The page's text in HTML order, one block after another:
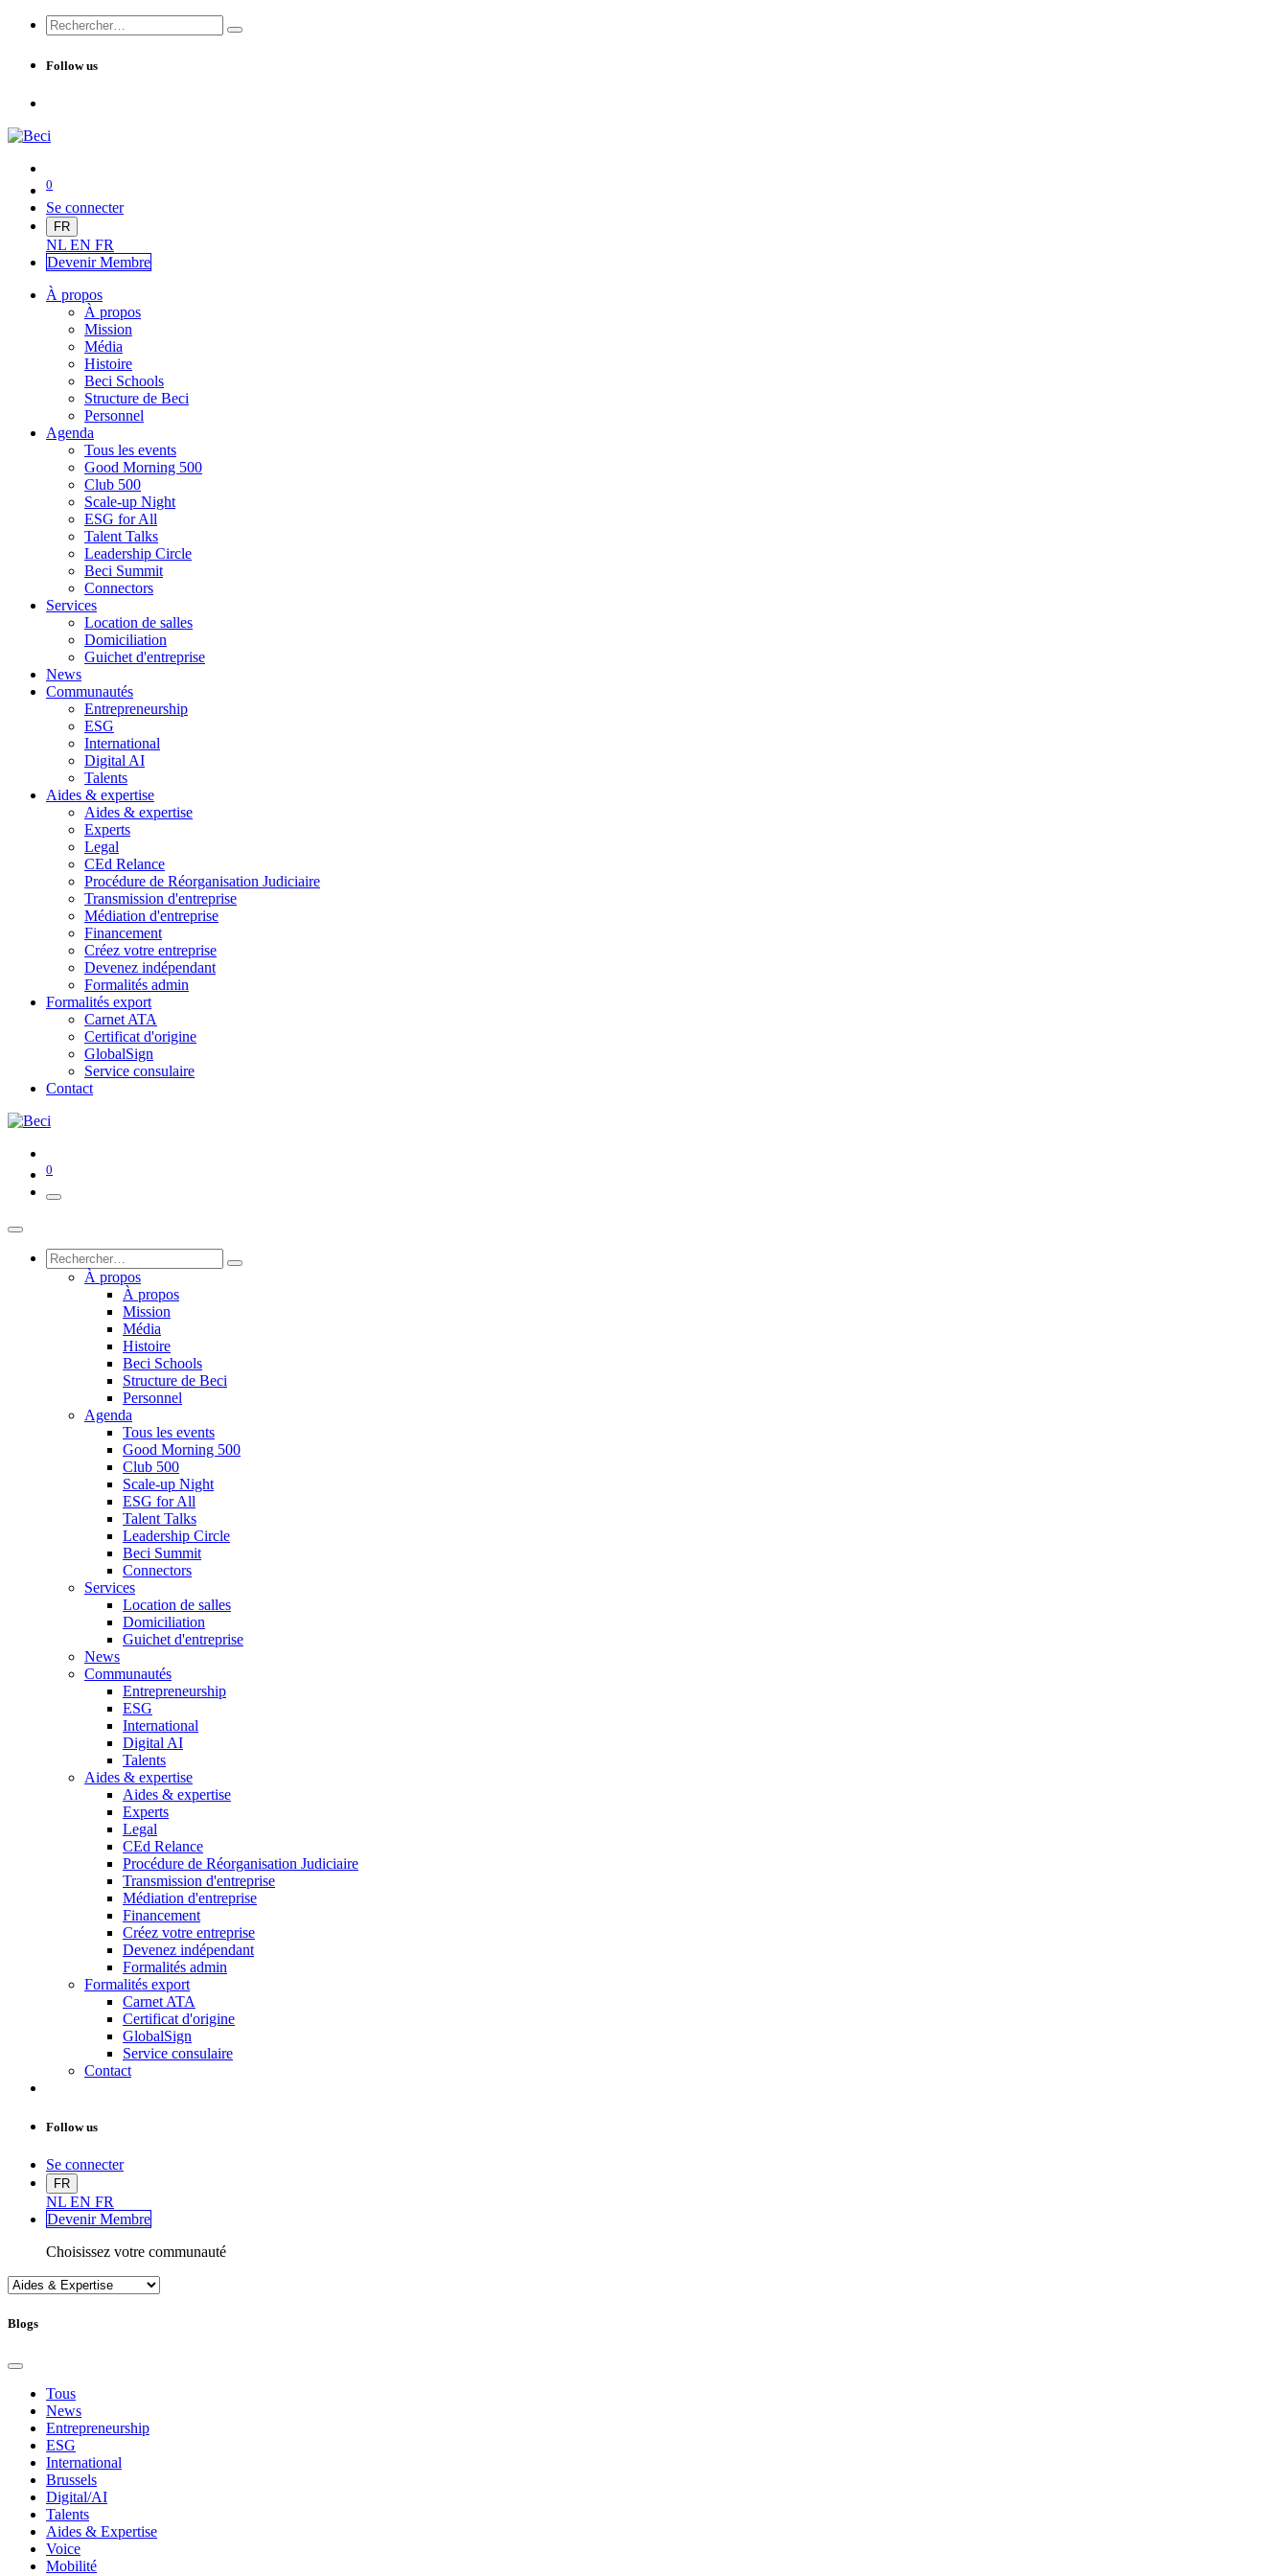
Follow us
0
Se connecter
FR
NL EN FR
Devenir Membre
À propos
À propos
Mission
Média
Histoire
Beci Schools
Structure de Beci
Personnel
Agenda
Tous les events
Good Morning 500
Club 500
Scale-up Night
ESG for All
Talent Talks
Leadership Circle
Beci Summit
Connectors
Services
Location de salles
Domiciliation
Guichet d'entreprise
News
Communautés
Entrepreneurship
ESG
International
Digital AI
Talents
Aides & expertise
Aides & expertise
Experts
Legal
CEd Relance
Procédure de Réorganisation Judiciaire
Transmission d'entreprise
Médiation d'entreprise
Financement
Créez votre entreprise
Devenez indépendant
Formalités admin
Formalités export
Carnet ATA
Certificat d'origine
GlobalSign
Service consulaire
Contact
0
À propos
À propos
Mission
Média
Histoire
Beci Schools
Structure de Beci
Personnel
Agenda
Tous les events
Good Morning 500
Club 500
Scale-up Night
ESG for All
Talent Talks
Leadership Circle
Beci Summit
Connectors
Services
Location de salles
Domiciliation
Guichet d'entreprise
News
Communautés
Entrepreneurship
ESG
International
Digital AI
Talents
Aides & expertise
Aides & expertise
Experts
Legal
CEd Relance
Procédure de Réorganisation Judiciaire
Transmission d'entreprise
Médiation d'entreprise
Financement
Créez votre entreprise
Devenez indépendant
Formalités admin
Formalités export
Carnet ATA
Certificat d'origine
GlobalSign
Service consulaire
Contact
Follow us
Se connecter
FR
NL EN FR
Devenir Membre
Choisissez votre communauté
Blogs
Tous
News
Entrepreneurship
ESG
International
Brussels
Digital/AI
Talents
Aides & Expertise
Voice
Mobilité